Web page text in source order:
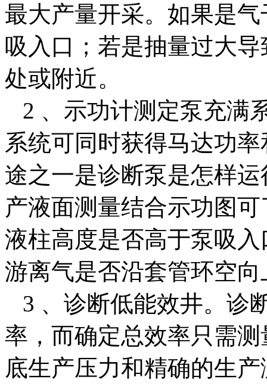
最大产量开采。如果是
吸入口；若是抽量过大
处或附近。
2 、示功计测定泵充满
系统可同时获得马达功
途之一是诊断泵是怎样
产液面测量结合示功图
液柱高度是否高于泵吸
游离气是否沿套管环空
3 、诊断低能效井。诊
率，而确定总效率只需
底生产压力和精确的生